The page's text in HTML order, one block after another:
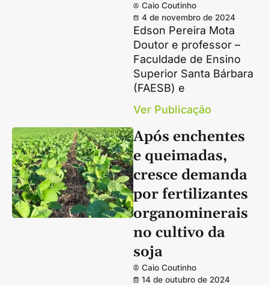
Caio Coutinho
4 de novembro de 2024
Edson Pereira Mota
Doutor e professor –
Faculdade de Ensino
Superior Santa Bárbara
(FAESB) e
Ver Publicação
Após enchentes
e queimadas,
cresce demanda
por fertilizantes
organominerais
no cultivo da
soja
Caio Coutinho
14 de outubro de 2024